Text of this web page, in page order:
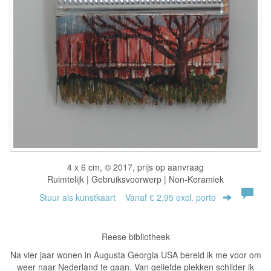
4 x 6 cm, © 2017, prijs op aanvraag
Ruimtelijk | Gebruiksvoorwerp | Non-Keramiek
Stuur als kunstkaart Vanaf € 2,95 excl. porto
Reese bibliotheek
Na vier jaar wonen in Augusta Georgia USA bereid ik me voor om
weer naar Nederland te gaan. Van geliefde plekken schilder ik